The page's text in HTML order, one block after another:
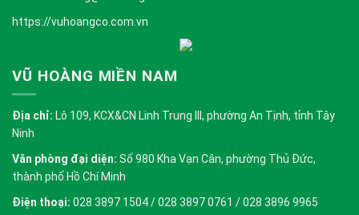
https://vuhoangco.com.vn
VŨ HOÀNG MIỀN NAM
Địa chỉ: Lô 109, KCX&CN Linh Trung III, phường An Tịnh, tỉnh Tây
Ninh
Văn phòng đại diện: Số 980 Kha Vạn Cân, phường Thủ Đức,
thành phố Hồ Chí Minh
Điện thoại: 028 3897 1504 / 028 3897 0761 / 028 3896 9965